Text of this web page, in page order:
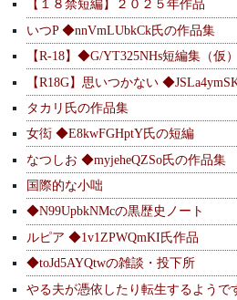
【１８禁短編】２０２５年作品
いつP ◆nnVmLUbkCk氏の作品集
【R-18】◆G/YT325NHs短編集（仮
【R18G】思いつかない
タカリ氏の作品集
女衒 ◆E8kwFGHptY氏の短編
なつしお ◆myjeheQZSo氏の作品集
国際的な小咄
◆N99UpbkNMcの黒歴史ノート
ルピア ◆1v1ZPWQmKI氏作品
◆toJd5AYQtwの雑談・投下所
やる夫が憑依したり転生するようで